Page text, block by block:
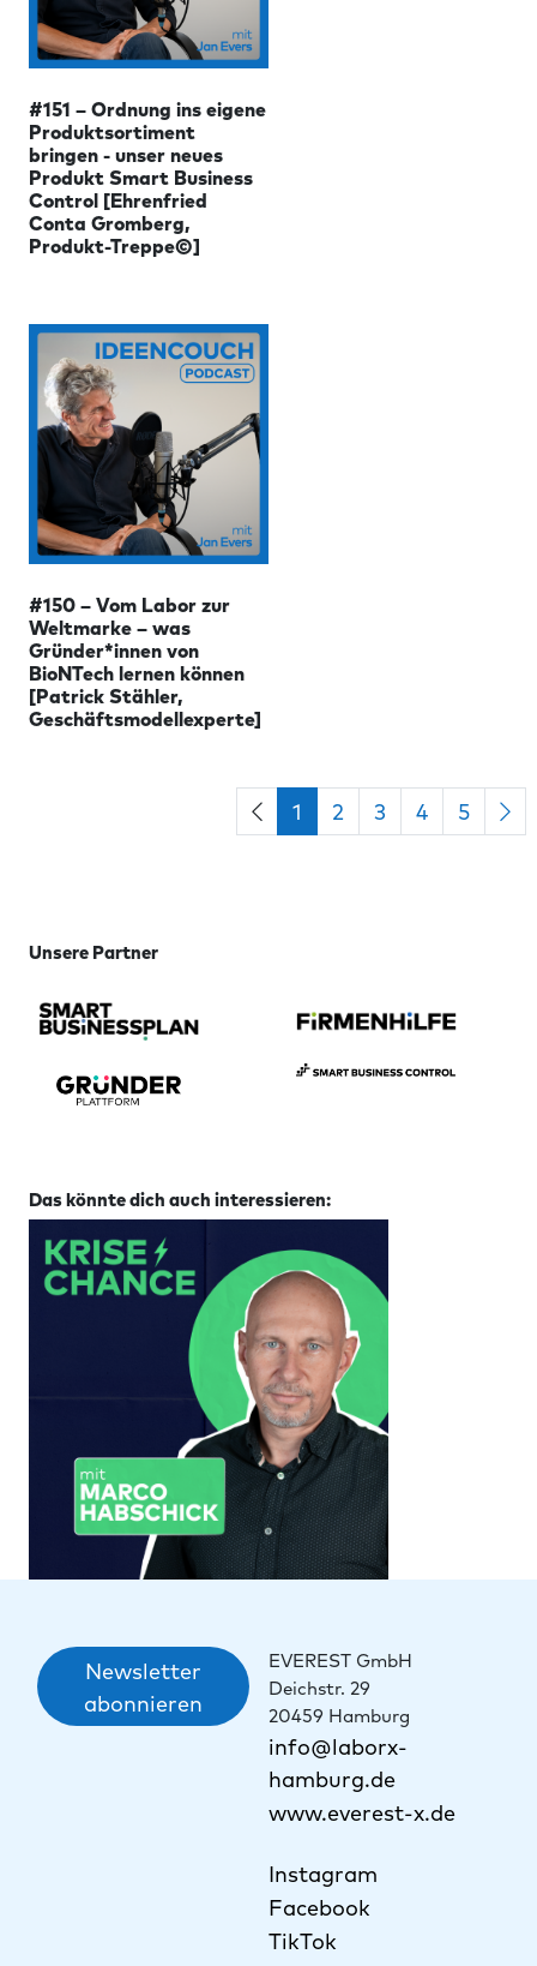
#151 – Ordnung ins eigene
Produktsortiment
bringen - unser neues
Produkt Smart Business
Control [Ehrenfried
Conta Gromberg,
Produkt-Treppe©]
#150 – Vom Labor zur
Weltmarke – was
Gründer*innen von
BioNTech lernen können
[Patrick Stähler,
Geschäftsmodellexperte]
1 2 3 4 5
Unsere Partner
Das könnte dich auch interessieren:
Newsletter
abonnieren
EVEREST GmbH
Deichstr. 29
20459 Hamburg
info@laborx-
hamburg.de
www.everest-x.de
Instagram
Facebook
TikTok